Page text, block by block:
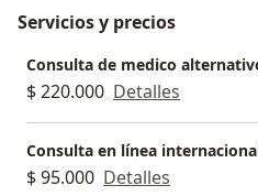
Servicios y precios
Consulta de medico
$ 220.000 Detalles
Consulta en línea
$ 95.000 Detalles